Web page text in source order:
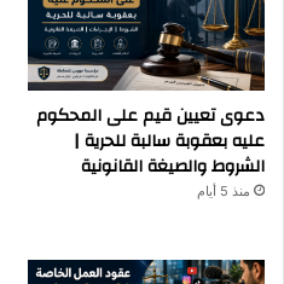
دعوى تعيين قيم على المحكوم
عليه بعقوبة سالبة للحرية |
الشروط والصيغة القانونية
منذ 5 أيام